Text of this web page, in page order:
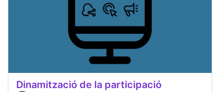
Dinamització de la participació